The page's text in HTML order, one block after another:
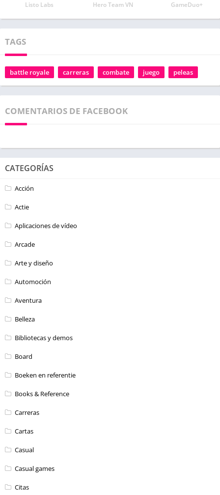
Listo Labs Hero Team VN GameDuo+
TAGS
battle royale carreras combate juego peleas
COMENTARIOS DE FACEBOOK
CATEGORÍAS
Acción
Actie
Aplicaciones de vídeo
Arcade
Arte y diseño
Automoción
Aventura
Belleza
Bibliotecas y demos
Board
Boeken en referentie
Books & Reference
Carreras
Cartas
Casual
Casual games
Citas